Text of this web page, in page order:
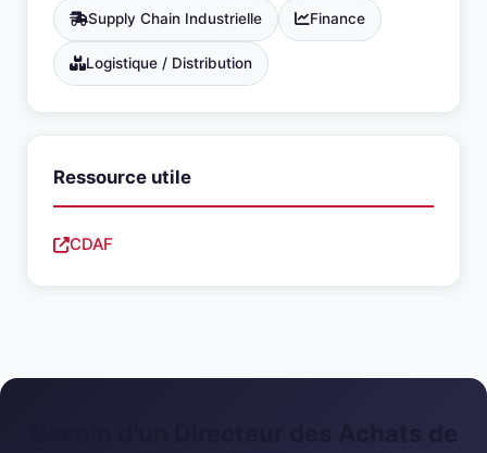
Supply Chain Industrielle Finance
Logistique / Distribution
Ressource utile
CDAF